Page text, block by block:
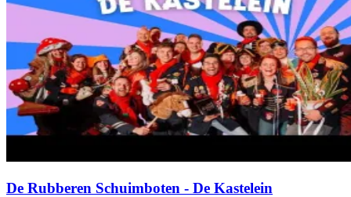
De Rubberen Schuimboten - De Kastelein